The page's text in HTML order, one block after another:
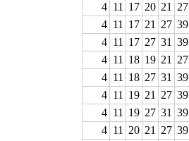
4 11 17 20 21 27
4 11 17 21 27 39
4 11 17 27 31 39
4 11 18 19 21 27
4 11 18 27 31 39
4 11 19 21 27 39
4 11 19 27 31 39
4 11 20 21 27 39